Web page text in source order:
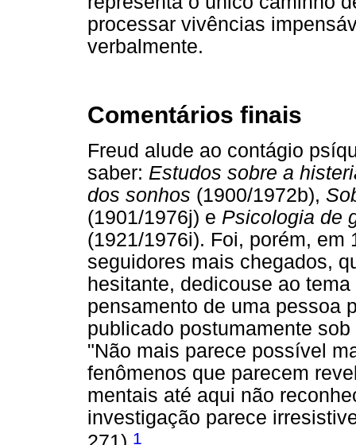
processar vivências
verbalmente.
Comentários finais
Freud alude ao contágio
saber: Estudos sobre a
dos sonhos (1900/1972b),
(1901/1976j) e Psicologia de
(1921/1976i). Foi, porém,
seguidores mais chegados,
hesitante, dedicouse ao
pensamento de uma pessoa
publicado postumamente
"Não mais parece possível
fenômenos que parecem
mentais até aqui não
investigação parece
1